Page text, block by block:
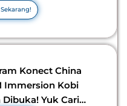
di 2026-2027!
Konect China
Immersion Kobi
Yuk Cari